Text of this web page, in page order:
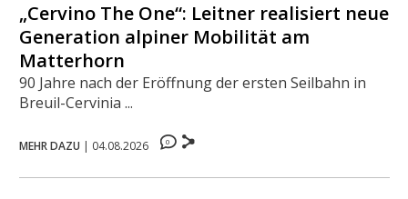
„Cervino The One“: Leitner realisiert neue
Generation alpiner Mobilität am
Matterhorn
90 Jahre nach der Eröffnung der ersten Seilbahn in
Breuil-Cervinia ...
MEHR DAZU | 04.08.2026 0